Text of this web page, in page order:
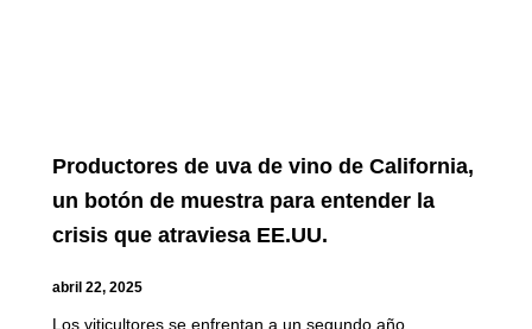
Productores de uva de vino de California,
un botón de muestra para entender la
crisis que atraviesa EE.UU.
abril 22, 2025
Los viticultores se enfrentan a un segundo año